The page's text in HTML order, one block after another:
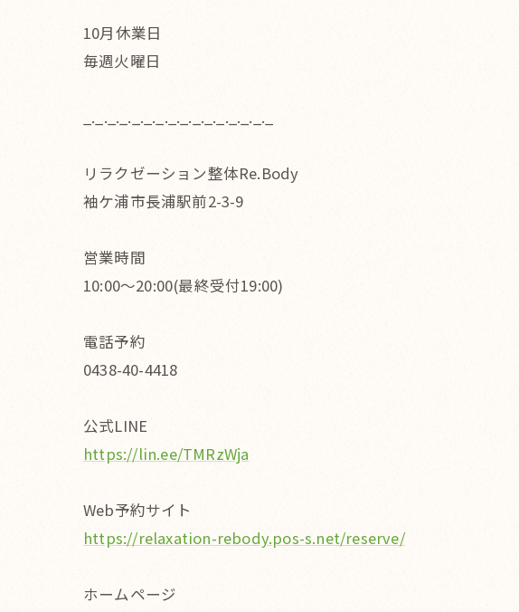
10月休業日
毎週火曜日
_._._._._._._._._._._._._._._._
リラクゼーション整体Re.Body
袖ケ浦市長浦駅前2-3-9
営業時間
10:00〜20:00(最終受付19:00)
電話予約
0438-40-4418
公式LINE
https://lin.ee/TMRzWja
Web予約サイト
https://relaxation-rebody.pos-s.net/reserve/
ホームページ